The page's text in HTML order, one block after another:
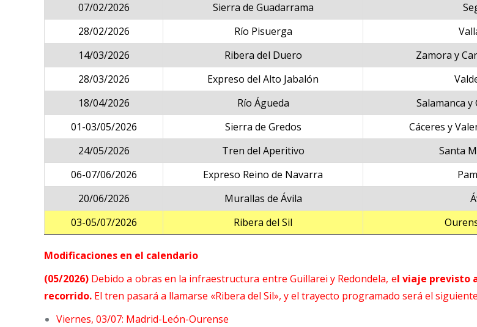
07/02/2026 Sierra de Guadarrama
28/02/2026
Río Pisuerga
14/03/2026
Ribera del Duero Zamora y
28/03/2026
Expreso del Alto Jabalón
18/04/2026
Río Águeda Salamanca
01-03/05/2026
Sierra de Gredos Cáceres y
24/05/2026
Tren del Aperitivo Santa
06-07/06/2026
Expreso Reino de Navarra
20/06/2026
Murallas de Ávila
03-05/07/2026
Ribera del Sil
Modificaciones en el calendario
(05/2026) Debido a obras en la infraestructura entre Guillarei y Redondela, el viaje previsto
recorrido. El tren pasará a llamarse «Ribera del Sil», y el trayecto programado será el
Viernes, 03/07: Madrid-León-Ourense